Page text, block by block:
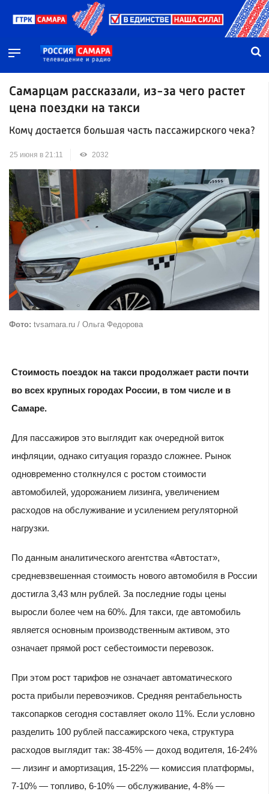
Самарцам рассказали, из-за чего растет
цена поездки на такси
Кому достается большая часть пассажирского чека?
25 июня в 21:11 2032
Фото: tvsamara.ru / Ольга Федорова
Стоимость поездок на такси продолжает расти почти
во всех крупных городах России, в том числе и в
Самаре.
Для пассажиров это выглядит как очередной виток
инфляции, однако ситуация гораздо сложнее. Рынок
одновременно столкнулся с ростом стоимости
автомобилей, удорожанием лизинга, увеличением
расходов на обслуживание и усилением регуляторной
нагрузки.
По данным аналитического агентства «Автостат»,
средневзвешенная стоимость нового автомобиля в России
достигла 3,43 млн рублей. За последние годы цены
выросли более чем на 60%. Для такси, где автомобиль
является основным производственным активом, это
означает прямой рост себестоимости перевозок.
При этом рост тарифов не означает автоматического
роста прибыли перевозчиков. Средняя рентабельность
таксопарков сегодня составляет около 11%. Если условно
разделить 100 рублей пассажирского чека, структура
расходов выглядит так: 38-45% — доход водителя, 16-24%
— лизинг и амортизация, 15-22% — комиссия платформы,
7-10% — топливо, 6-10% — обслуживание, 4-8% —